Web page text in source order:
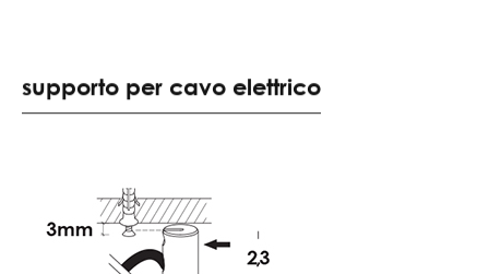
supporto per cavo elettrico